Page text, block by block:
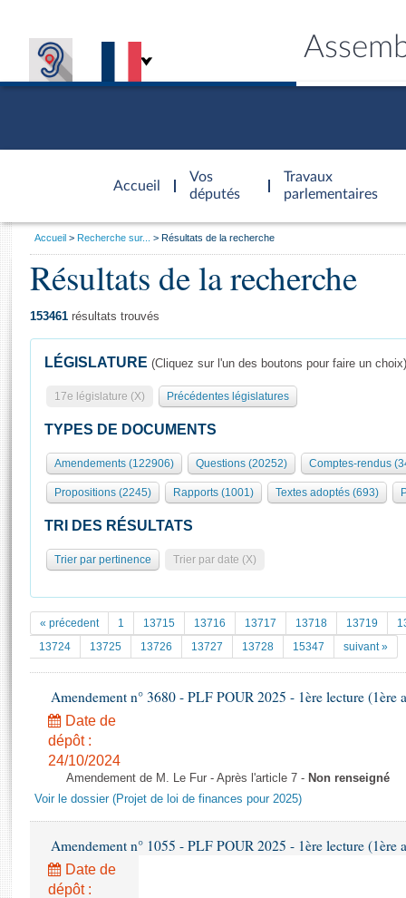
Accueil
d'accueil
Vos
députés
Travaux
parlementaires
Présidence
577 députés
Groupes politiques
Séance publique
Commissions et autres organes
Europe et International
Pétitions
Documents parlementaires
Projets de loi
Propositions de loi
Amendements
Textes adoptés
Rapports d'information
Rapports sur l'application des lois
Baromètre de l’application des lois
Général
Rôle et pouvoirs de l'Assemblée
Organisation de l'Assemblée
Présidence Conférence des Présidents Bureau Collège des
Statistiques et chiffres clés
Documents de référence
( Constitution | Règlement de l'Assemblée ... )
Histoire
Juniors
Anciennes législatures
Liens vers les sites publics
Visiter l'Assemblée
Visite virtuelle du palais Bourbon
Assister à une séance
La Bibliothèque
Les archives
Photos libres de droit
Vous
Accueil Recherche sur... Résultats de la recherche
Résultats de la recherche
153461 résultats trouvés
LÉGISLATURE (Cliquez sur l'un des boutons pour faire un choix)
17e législature (X) Précédentes législatures
TYPES DE DOCUMENTS
Amendements (122906) Questions (20252) Comptes-rendus
Propositions (2245) Rapports (1001) Textes adoptés (693)
TRI DES RÉSULTATS
Trier par pertinence Trier par date (X)
« précedent 1 13715 13716 13717 13718 13719
13724
13725 13726 13727 13728 15347 suivant »
Amendement n° 3680 - PLF POUR 2025 - 1ère lecture (1ère
Date de
dépôt :
24/10/2024
Amendement de M. Le Fur - Après l'article 7 - Non renseigné
Voir le dossier (Projet de loi de finances pour 2025)
Amendement n° 1055 - PLF POUR 2025 - 1ère lecture (1ère
Date de
dépôt :